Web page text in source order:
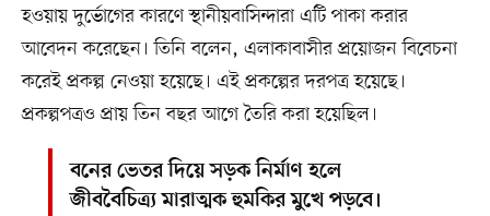
হওয়ায় দুর্ভোগের কারণে স্থানীয়বাসিন্দারা এটি পাকা করার
আবেদন করেছেন। তিনি বলেন, এলাকাবাসীর প্রয়োজন বিবেচনা
করেই প্রকল্প নেওয়া হয়েছে। এই প্রকল্পের দরপত্র হয়েছে।
প্রকল্পপত্রও প্রায় তিন বছর আগে তৈরি করা হয়েছিল।
বনের ভেতর দিয়ে সড়ক নির্মাণ হলে
জীববৈচিত্র্য মারাত্মক হুমকির মুখে পড়বে।